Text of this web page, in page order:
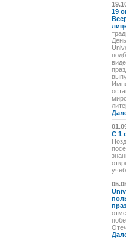
19
C 1